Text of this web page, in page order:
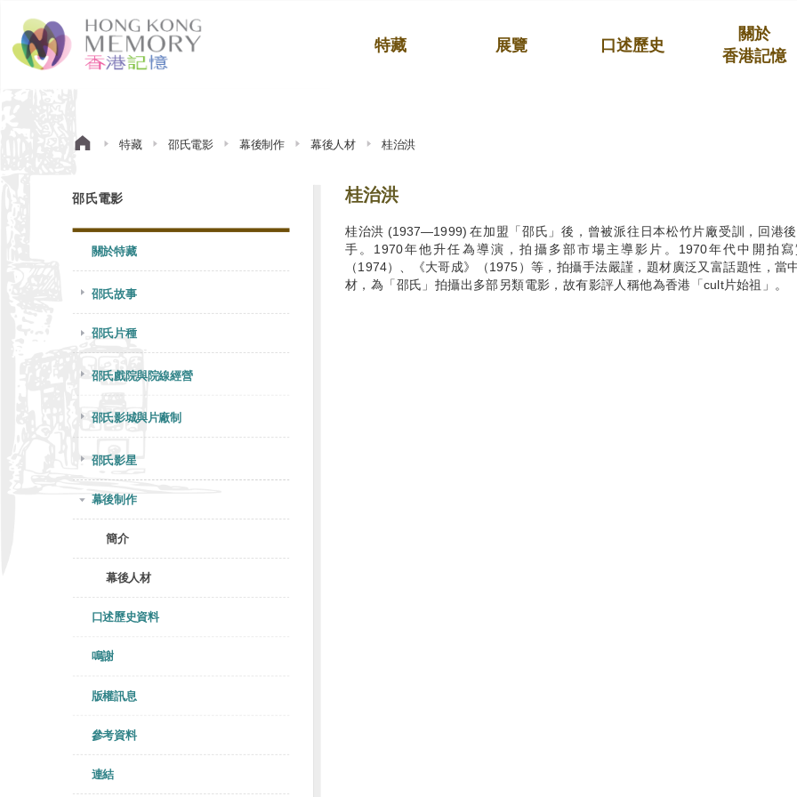
特藏 展覽 口述歷史
關於
香港記憶
特藏 邵氏電影 幕後制作 幕後人材 桂治洪
邵氏電影
關於特藏
邵氏故事
邵氏片種
邵氏戲院與院線經營
邵氏影城與片廠制
邵氏影星
幕後制作
簡介
幕後人材
口述歷史資料
鳴謝
版權訊息
參考資料
連結
桂治洪
桂治洪 (1937—1999) 在加盟「邵氏」後，曾被派往日本松竹片廠受訓，回港
手。1970年他升任為導演，拍攝多部市場主導影片。1970年代中開拍
（1974）、《大哥成》（1975）等，拍攝手法嚴謹，題材廣泛又富話題性，當
材，為「邵氏」拍攝出多部另類電影，故有影評人稱他為香港「cult片始祖」。